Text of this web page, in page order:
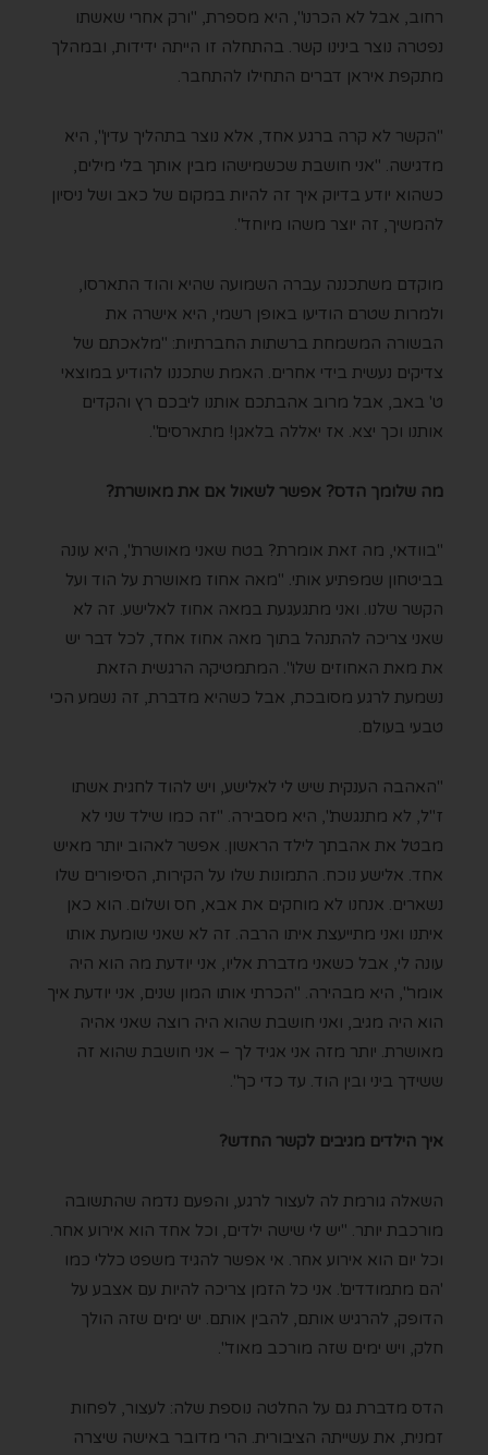
רחוב, אבל לא הכרנו", היא מספרת, "ורק אחרי שאשתו
נפטרה נוצר בינינו קשר. בהתחלה זו הייתה ידידות, ובמהלך
מתקפת איראן דברים התחילו להתחבר.
"הקשר לא קרה ברגע אחד, אלא נוצר בתהליך עדין", היא
מדגישה. "אני חושבת שכשמישהו מבין אותך בלי מילים,
כשהוא יודע בדיוק איך זה להיות במקום של כאב ושל ניסיון
להמשיך, זה יוצר משהו מיוחד".
מוקדם משתכננה עברה השמועה שהיא והוד התארסו,
ולמרות שטרם הודיעו באופן רשמי, היא אישרה את
הבשורה המשמחת ברשתות החברתיות: "מלאכתם של
צדיקים נעשית בידי אחרים. האמת שתכננו להודיע במוצאי
ט' באב, אבל מרוב אהבתכם אותנו ליבכם רץ והקדים
אותנו וכך יצא. אז יאללה בלאגן! מתארסים".
מה שלומך הדס? אפשר לשאול אם את מאושרת?
"בוודאי, מה זאת אומרת? בטח שאני מאושרת", היא עונה
בביטחון שמפתיע אותי. "מאה אחוז מאושרת על הוד ועל
הקשר שלנו. ואני מתגעגעת במאה אחוז לאלישע. זה לא
שאני צריכה להתנהל בתוך מאה אחוז אחד, לכל דבר יש
את מאת האחוזים שלו". המתמטיקה הרגשית הזאת
נשמעת לרגע מסובכת, אבל כשהיא מדברת, זה נשמע הכי
טבעי בעולם.
"האהבה הענקית שיש לי לאלישע, ויש להוד לחגית אשתו
ז"ל, לא מתנגשת", היא מסבירה. "זה כמו שילד שני לא
מבטל את אהבתך לילד הראשון. אפשר לאהוב יותר מאיש
אחד. אלישע נוכח. התמונות שלו על הקירות, הסיפורים שלו
נשארים. אנחנו לא מוחקים את אבא, חס ושלום. הוא כאן
איתנו ואני מתייעצת איתו הרבה. זה לא שאני שומעת אותו
עונה לי, אבל כשאני מדברת אליו, אני יודעת מה הוא היה
אומר", היא מבהירה. "הכרתי אותו המון שנים, אני יודעת איך
הוא היה מגיב, ואני חושבת שהוא היה רוצה שאני אהיה
מאושרת. יותר מזה אני אגיד לך – אני חושבת שהוא זה
ששידך ביני ובין הוד. עד כדי כך".
איך הילדים מגיבים לקשר החדש?
השאלה גורמת לה לעצור לרגע, והפעם נדמה שהתשובה
מורכבת יותר. "יש לי שישה ילדים, וכל אחד הוא אירוע אחר.
וכל יום הוא אירוע אחר. אי אפשר להגיד משפט כללי כמו
'הם מתמודדים'. אני כל הזמן צריכה להיות עם אצבע על
הדופק, להרגיש אותם, להבין אותם. יש ימים שזה הולך
חלק, ויש ימים שזה מורכב מאוד".
הדס מדברת גם על החלטה נוספת שלה: לעצור, לפחות
זמנית, את עשייתה הציבורית. הרי מדובר באישה שיצרה